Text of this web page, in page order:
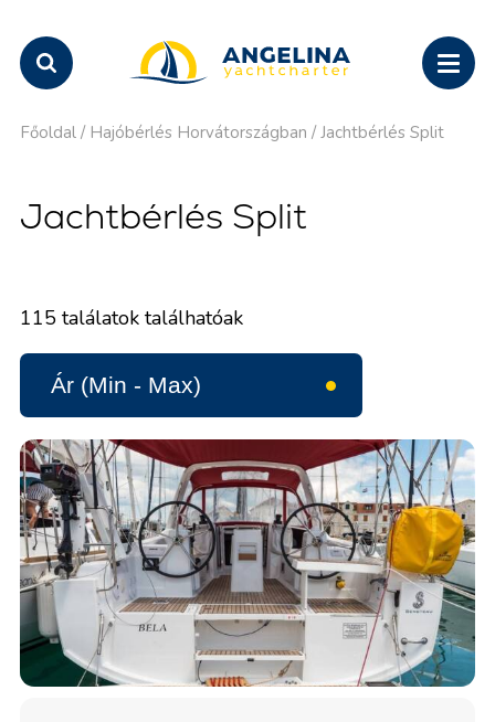
Főoldal / Hajóbérlés Horvátországban / Jachtbérlés Split
Jachtbérlés Split
115 találatok találhatóak